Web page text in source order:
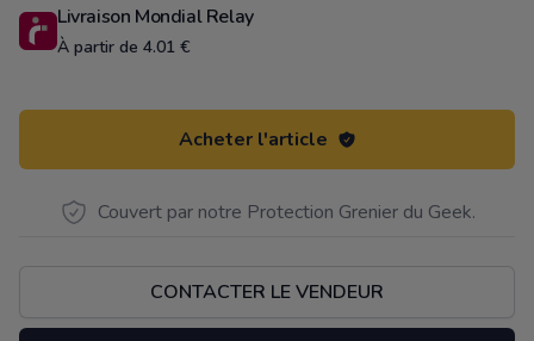
Livraison Mondial Relay
À partir de 4.01 €
Acheter l'article
Couvert par notre Protection Grenier du Geek.
CONTACTER LE VENDEUR